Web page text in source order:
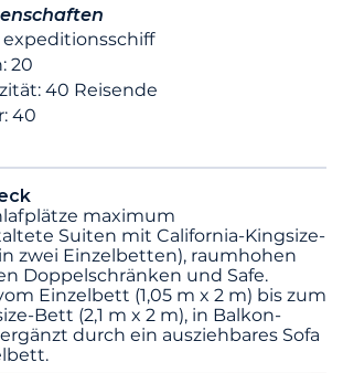
expeditionsschiff
20
40 Reisende
40
maximum
Suiten mit California-Kingsize-
zwei Einzelbetten), raumhohen
Doppelschränken und Safe.
Einzelbett (1,05 m x 2 m) bis zum
Bett (2,1 m x 2 m), in Balkon-
durch ein ausziehbares Sofa